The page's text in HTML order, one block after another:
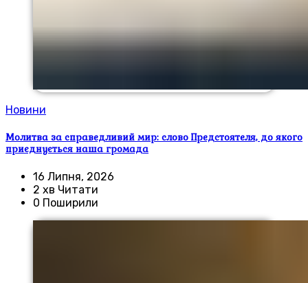
Новини
Молитва за справедливий мир: слово Предстоятеля, до якого
приєднується наша громада
16 Липня, 2026
2 хв Читати
0 Поширили